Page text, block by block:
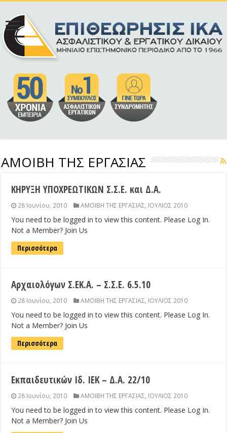
ΑΜΟΙΒΗ ΤΗΣ ΕΡΓΑΣΙΑΣ
ΚΗΡΥΞΗ ΥΠΟΧΡΕΩΤΙΚΩΝ Σ.Σ.Ε. και Δ.Α.
28 Ιουνίου, 2010 ΑΜΟΙΒΗ ΤΗΣ ΕΡΓΑΣΙΑΣ, ΙΟΥΛΙΟΣ 2010
You need to be logged in to view this content. Please Log In.
Not a Member? Join Us
Περισσότερα
Αρχαιολόγων Σ.ΕΚ.Α. – Σ.Σ.Ε. 6.5.10
28 Ιουνίου, 2010 ΑΜΟΙΒΗ ΤΗΣ ΕΡΓΑΣΙΑΣ, ΙΟΥΛΙΟΣ 2010
You need to be logged in to view this content. Please Log In.
Not a Member? Join Us
Περισσότερα
Εκπαιδευτικών Ιδ. ΙΕΚ – Δ.Α. 22/10
28 Ιουνίου, 2010 ΑΜΟΙΒΗ ΤΗΣ ΕΡΓΑΣΙΑΣ, ΙΟΥΛΙΟΣ 2010
You need to be logged in to view this content. Please Log In.
Not a Member? Join Us